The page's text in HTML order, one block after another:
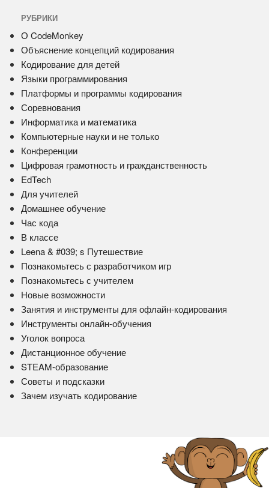
РУБРИКИ
О CodeMonkey
Объяснение концепций кодирования
Кодирование для детей
Языки программирования
Платформы и программы кодирования
Соревнования
Информатика и математика
Компьютерные науки и не только
Конференции
Цифровая грамотность и гражданственность
EdTech
Для учителей
Домашнее обучение
Час кода
В классе
Leena & #039; s Путешествие
Познакомьтесь с разработчиком игр
Познакомьтесь с учителем
Новые возможности
Занятия и инструменты для офлайн-кодирования
Инструменты онлайн-обучения
Уголок вопроса
Дистанционное обучение
STEAM-образование
Советы и подсказки
Зачем изучать кодирование